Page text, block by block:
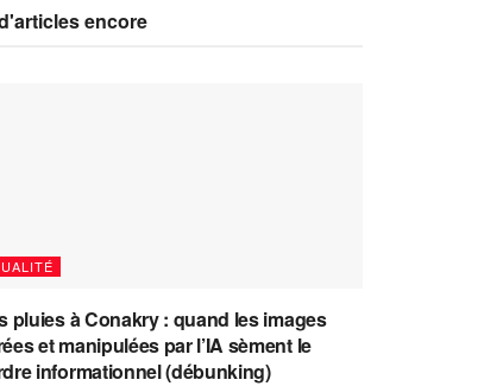
encore
pluies à Conakry : quand les images
et manipulées par l’IA sèment le
informationnel (débunking)